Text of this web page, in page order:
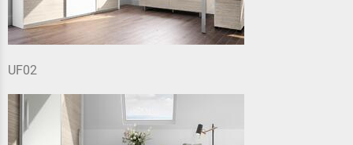
UF02